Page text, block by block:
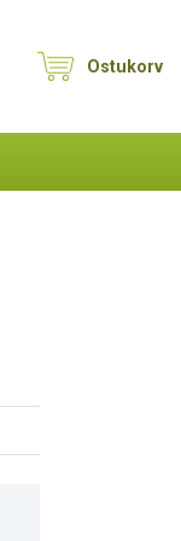
Ostukorv